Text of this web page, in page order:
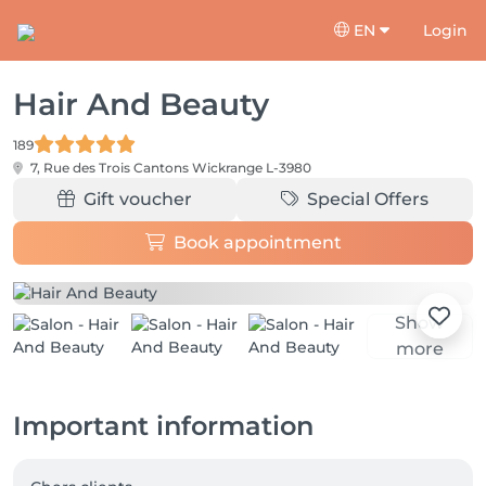
EN Login
Hair And Beauty
189
7, Rue des Trois Cantons Wickrange L-3980
Gift voucher Special Offers
Book appointment
Show
more
Important information